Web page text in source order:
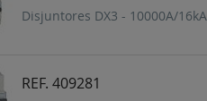
Disjuntores DX3 - 10000A/
REF. 409281